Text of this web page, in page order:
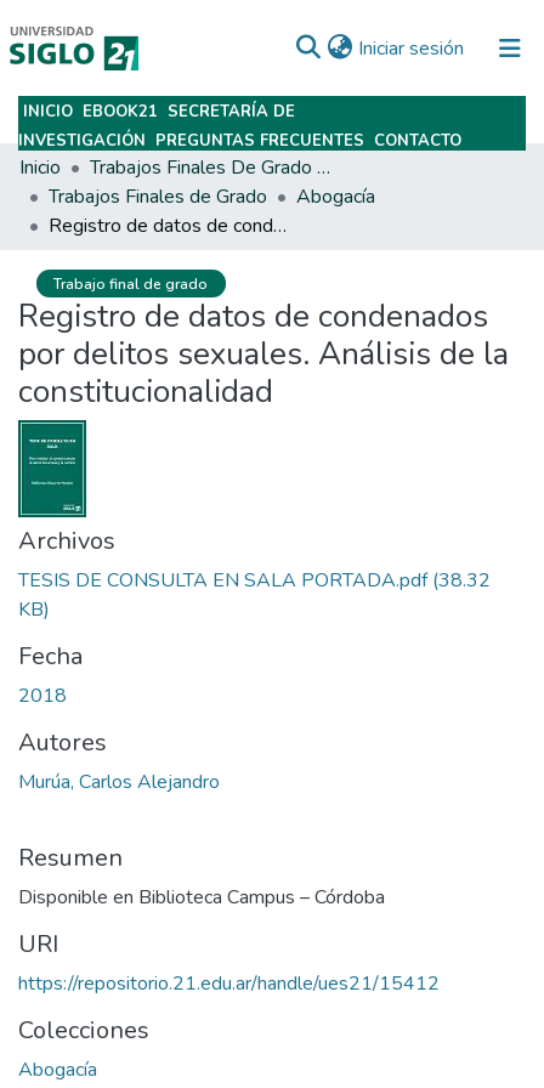
Iniciar sesión (current)
Subir
INICIO EBOOK21 SECRETARÍA DE
INVESTIGACIÓN PREGUNTAS FRECUENTES CONTACTO
Inicio
Trabajos Finales De Grado Y Posgrado
Trabajos Finales de Grado
Abogacía
Registro de datos de condenados por delitos sexuales. Análisis de la constitucionalidad
Trabajo final de grado
Registro de datos de condenados
por delitos sexuales. Análisis de la
constitucionalidad
Archivos
TESIS DE CONSULTA EN SALA PORTADA.pdf(38.32
KB)
Fecha
2018
Autores
Murúa, Carlos Alejandro
Resumen
Disponible en Biblioteca Campus – Córdoba
URI
https://repositorio.21.edu.ar/handle/ues21/15412
Colecciones
Abogacía